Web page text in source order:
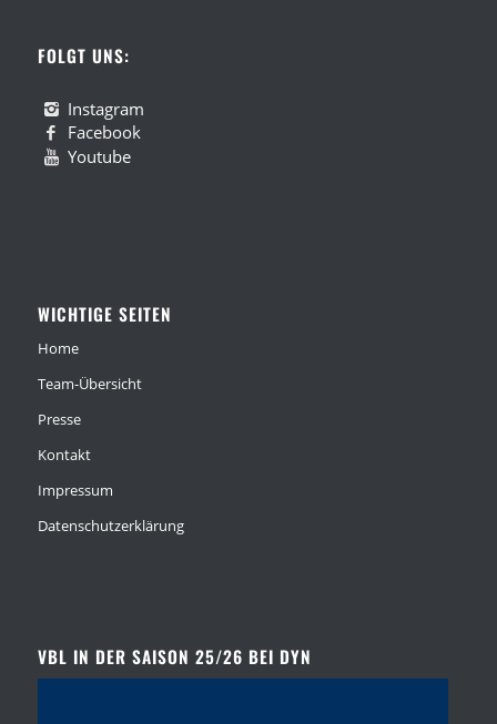
FOLGT UNS:
Instagram
Facebook
Youtube
WICHTIGE SEITEN
Home
Team-Übersicht
Presse
Kontakt
Impressum
Datenschutzerklärung
VBL IN DER SAISON 25/26 BEI DYN